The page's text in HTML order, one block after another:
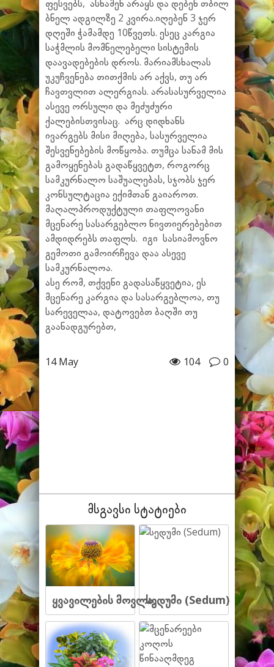
ფესვებს, ასხამენ არაყს და დებენ თბილ
ბნელ ადგილზე 2 კვირა.იღებენ 3 ჯერ
დღეში ჭამამდე 10წვეთს. ესეც კარგია
საჭმლის მომნელებელი სისტემის
დაავადებების დროს. მარიამსხალას
უკუჩვენება თითქმის არ აქვს, თუ არ
ჩავთვლით ალერგიას. არასასურველია
ასევე ორსული და მეძუძური
ქალებისთვისაც. არც დიდხანს
ივარგებს მისი მიღება, სასურველია
შესვენებების მოწყობა. თუმცა სანამ მის
გამოყენებას გადაწყვეტთ, როგორც
სამკურნალო საშუალებას, სჯობს ჯერ
კონსულტაცია ექიმთან გაიაროთ.
მაღალპროდუქტული თაფლოვანი
მცენარე სასარგებლო ნივთიერებებით
ამდიდრებს თაფლს. იგი სასიამოვნო
გემოთი გამოირჩევა დაა ასევე
სამკურნალოა.
ასე რომ, თქვენი გადასაწყვეტია, ეს
მცენარე კარგია და სასარგებლოა, თუ
სარეველაა, დატოვებთ ბაღში თუ
გაანადგურებთ,
14 May 0
104
მსგავსი სტატიები
ყვავილების მოვლა,სედუმი (Sedum)